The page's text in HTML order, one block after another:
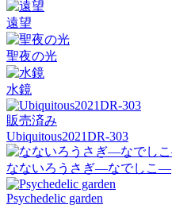
遠望
聖夜の光
水鏡
販売済み
Ubiquitous2021DR-303
なないろうさぎ―なでしこ―
Psychedelic garden